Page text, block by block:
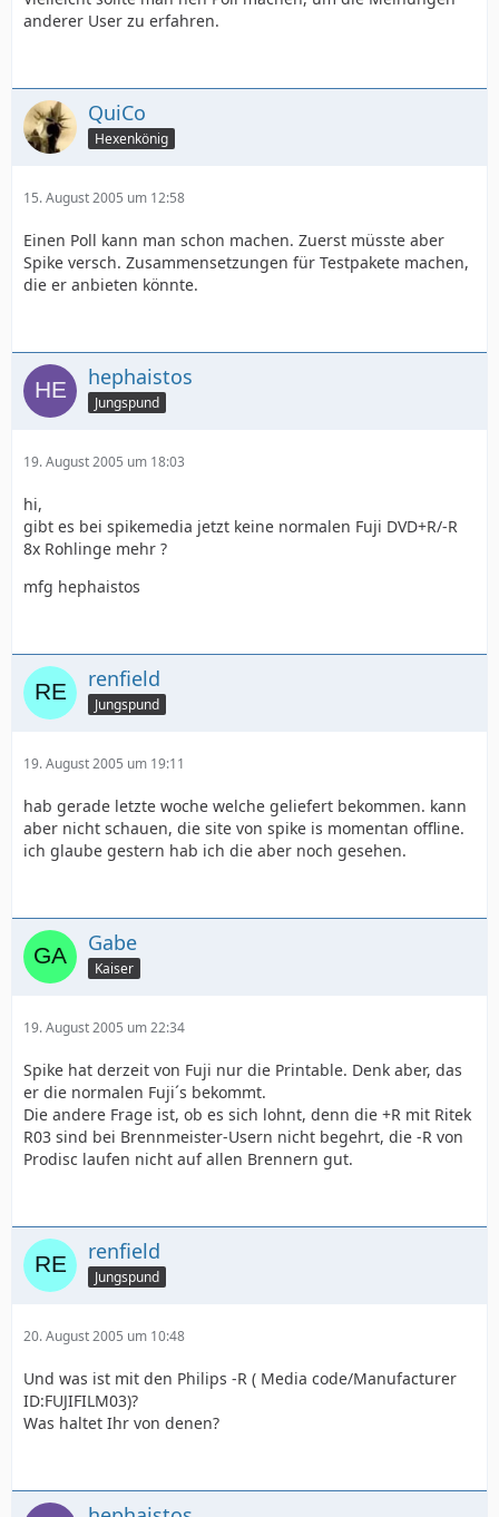
anderer User zu erfahren.
QuiCo
Hexenkönig
15. August 2005 um 12:58
Einen Poll kann man schon machen. Zuerst müsste aber
Spike versch. Zusammensetzungen für Testpakete machen,
die er anbieten könnte.
hephaistos
Jungspund
19. August 2005 um 18:03
hi,
gibt es bei spikemedia jetzt keine normalen Fuji DVD+R/-R
8x Rohlinge mehr ?
mfg hephaistos
renfield
Jungspund
19. August 2005 um 19:11
hab gerade letzte woche welche geliefert bekommen. kann
aber nicht schauen, die site von spike is momentan offline.
ich glaube gestern hab ich die aber noch gesehen.
Gabe
Kaiser
19. August 2005 um 22:34
Spike hat derzeit von Fuji nur die Printable. Denk aber, das
er die normalen Fuji´s bekommt.
Die andere Frage ist, ob es sich lohnt, denn die +R mit Ritek
R03 sind bei Brennmeister-Usern nicht begehrt, die -R von
Prodisc laufen nicht auf allen Brennern gut.
renfield
Jungspund
20. August 2005 um 10:48
Und was ist mit den Philips -R ( Media code/Manufacturer
ID:FUJIFILM03)?
Was haltet Ihr von denen?